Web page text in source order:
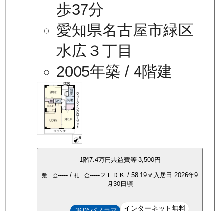
歩37分
愛知県名古屋市緑区
水広３丁目
2005年築 / 4階建
1階7.4万円共益費等 3,500円
敷 金----- / 礼 金----- ２ＬＤＫ / 58.19㎡ 入居日 2026年9
月30日頃
インターネット無料